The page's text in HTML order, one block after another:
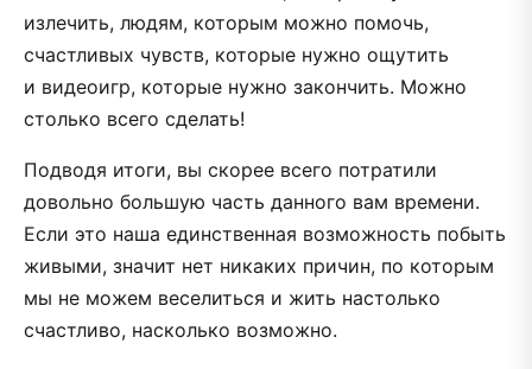
излечить, людям, которым можно помочь,
счастливых чувств, которые нужно ощутить
и видеоигр, которые нужно закончить. Можно
столько всего сделать!
Подводя итоги, вы скорее всего потратили
довольно большую часть данного вам времени.
Если это наша единственная возможность побыть
живыми, значит нет никаких причин, по которым
мы не можем веселиться и жить настолько
счастливо, насколько возможно.